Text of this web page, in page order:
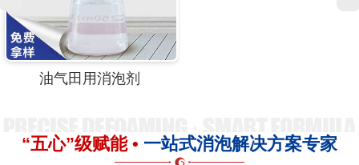
油气田用消泡剂
“五心”级赋能 • 一站式消泡解决方案专家